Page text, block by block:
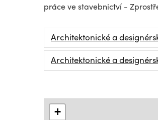
práce ve stavebnictví -
Architektonické a
Architektonické a
+